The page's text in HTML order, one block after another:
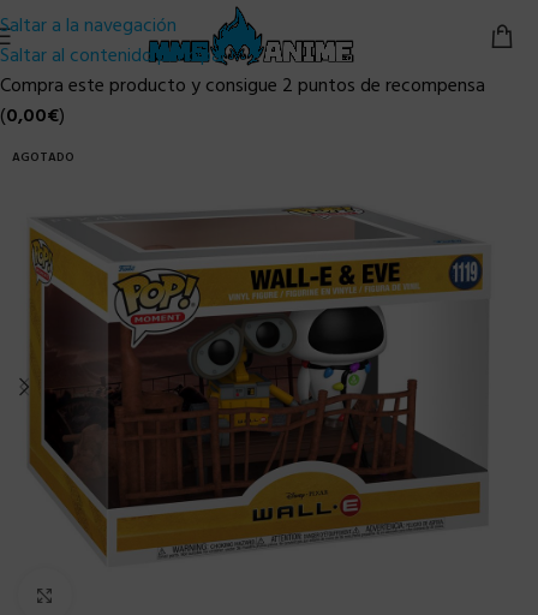
Saltar a la navegación
Saltar al contenido principal
Compra este producto y consigue 2 puntos de recompensa
(0,00€)
AGOTADO